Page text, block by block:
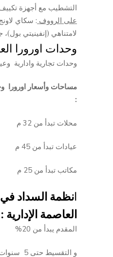
التشطيب مع أجهزة
على الرووف : سكاي
لامتناهي (إنفينيتي بول)،
وحدات اورورا
وحدات تجارية وادارية
مساحات وأسعار اورورا
:
محلات تبدأ من 32 م
عيادات تبدأ من 45 م
مكاتب تبدأ من 25 م
انظمة السداد في
العاصمة الإدارية :
المقدم يبدأ من 20%
و التقسيط حتى 5 سنوات